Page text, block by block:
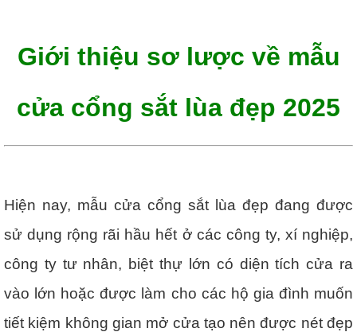
Giới thiệu sơ lược về mẫu
cửa cổng sắt lùa đẹp 2025
Hiện nay, mẫu cửa cổng sắt lùa đẹp đang được
sử dụng rộng rãi hầu hết ở các công ty, xí nghiệp,
công ty tư nhân, biệt thự lớn có diện tích cửa ra
vào lớn hoặc được làm cho các hộ gia đình muốn
tiết kiệm không gian mở cửa tạo nên được nét đẹp